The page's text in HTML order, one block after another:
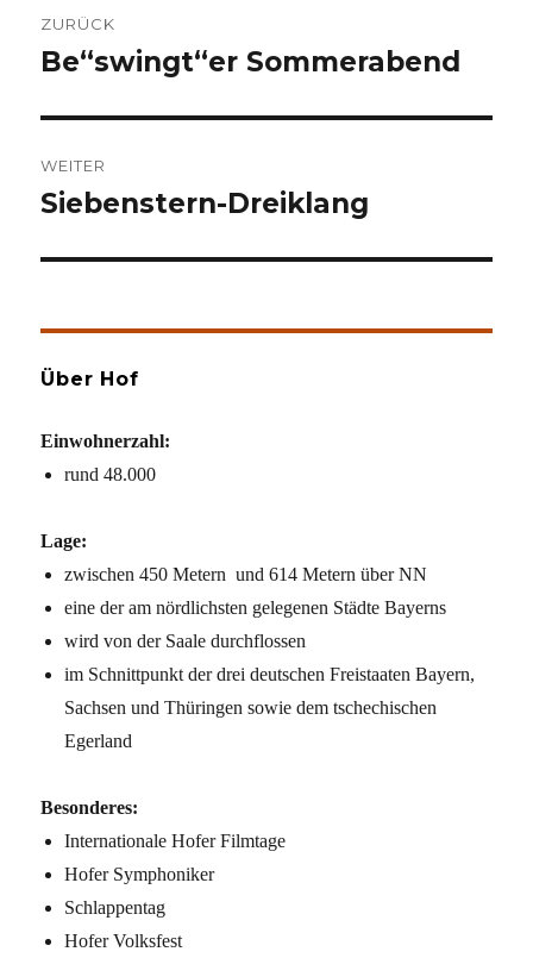
ZURÜCK
Vorheriger
Be“swingt“er Sommerabend
WEITER
Nächster
Siebenstern-Dreiklang
Über Hof
Einwohnerzahl:
rund 48.000
Lage:
zwischen 450 Metern und 614 Metern über NN
eine der am nördlichsten gelegenen Städte Bayerns
wird von der Saale durchflossen
im Schnittpunkt der drei deutschen Freistaaten Bayern,
Sachsen und Thüringen sowie dem tschechischen
Egerland
Besonderes:
Internationale Hofer Filmtage
Hofer Symphoniker
Schlappentag
Hofer Volksfest